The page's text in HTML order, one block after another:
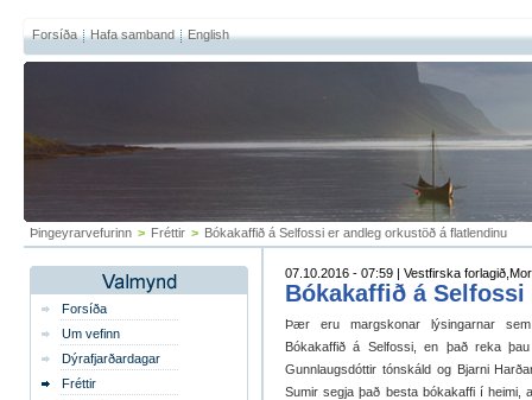
Forsíða Hafa samband English
Þingeyrarvefurinn > Fréttir > Bókakaffið á Selfossi er andleg orkustöð á flatlendinu
Forsíða
Um vefinn
Dýrafjarðardagar
Fréttir
07.10.2016 - 07:59 | Vestfirska
Bókakaffið á
Þær eru margskonar lýsingarnar
Bókakaffið á Selfossi, en það reka
Gunnlaugsdóttir tónskáld og Bjarni
Sumir segja það besta bókakaffi í heimi,